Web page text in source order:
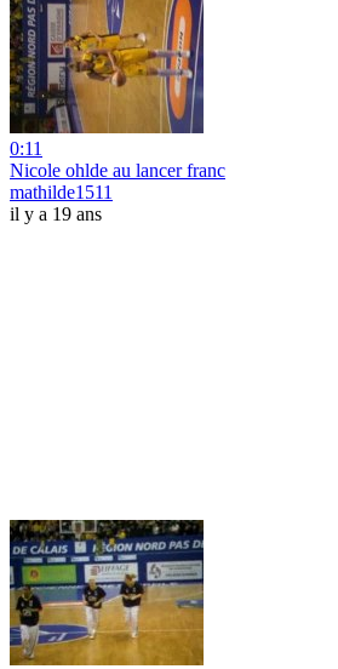
0:11
Nicole ohlde au lancer franc
mathilde1511
il y a 19 ans